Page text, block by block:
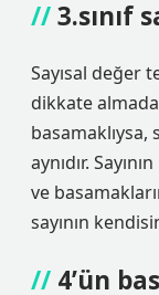
3.sınıf
Sayısal değer
dikkate
basamaklıysa,
aynıdır.
ve
sayının
4’ün